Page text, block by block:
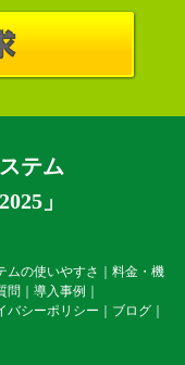
テム
」
ムの使いやすさ
料金・機
問 導入事例
バシーポリシー ブログ｜